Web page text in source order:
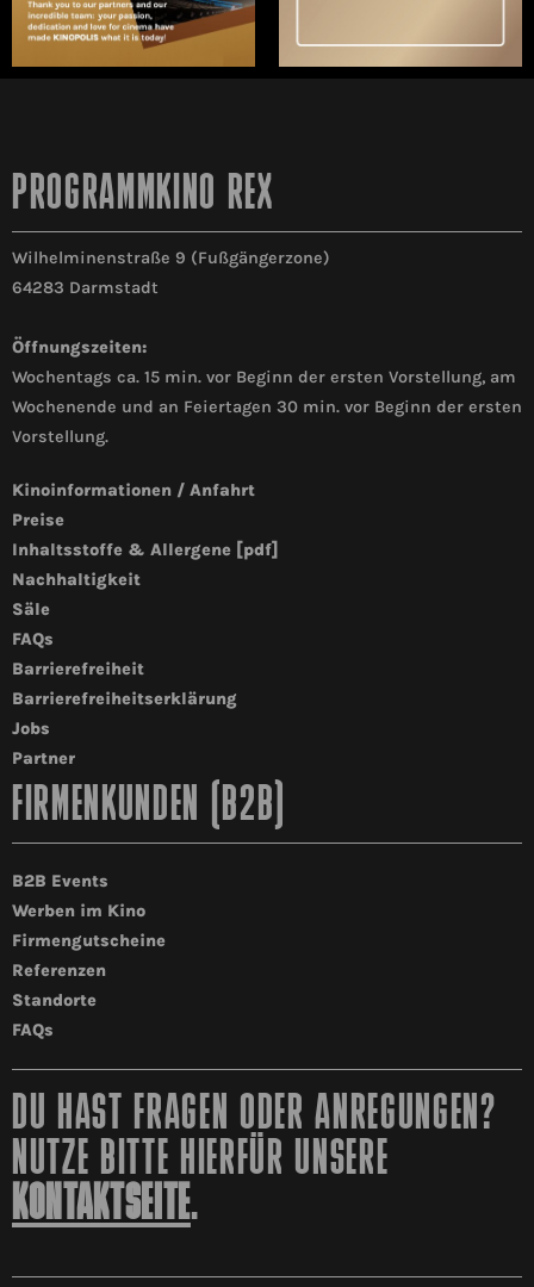
PROGRAMMKINO REX
Wilhelminenstraße 9 (Fußgängerzone)
64283 Darmstadt
Öffnungszeiten:
Wochentags ca. 15 min. vor Beginn der ersten Vorstellung, am
Wochenende und an Feiertagen 30 min. vor Beginn der ersten
Vorstellung.
Kinoinformationen / Anfahrt
Preise
Inhaltsstoffe & Allergene [pdf]
Nachhaltigkeit
Säle
FAQs
Barrierefreiheit
Barrierefreiheitserklärung
Jobs
Partner
FIRMENKUNDEN (B2B)
B2B Events
Werben im Kino
Firmengutscheine
Referenzen
Standorte
FAQs
DU HAST FRAGEN ODER ANREGUNGEN?
NUTZE BITTE HIERFÜR UNSERE
KONTAKTSEITE.